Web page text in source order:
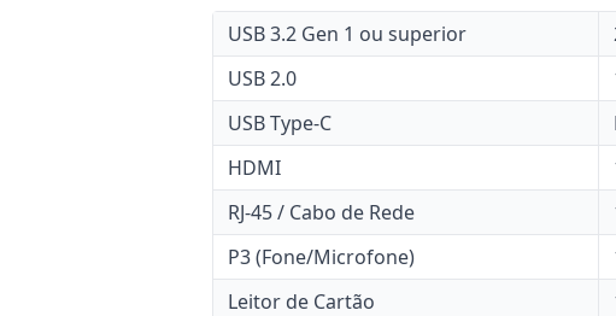
USB 3.2 Gen 1 ou superior
USB 2.0
USB Type-C
HDMI
RJ-45 / Cabo de Rede
P3 (Fone/Microfone)
Leitor de Cartão